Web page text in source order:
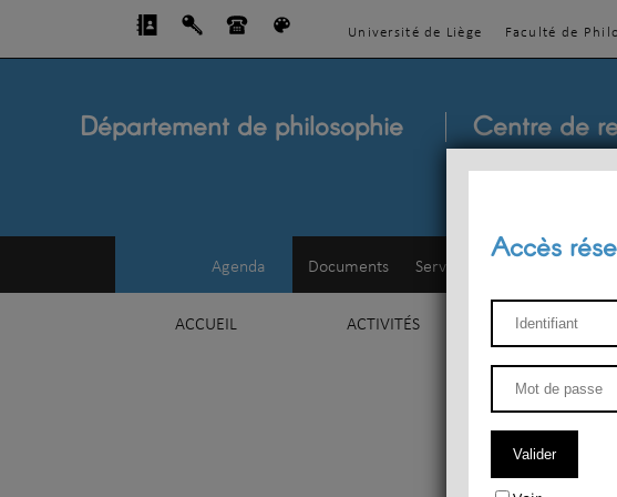
Université de Liège Faculté de
Département de philosophie Centre de
Agenda Documents Service d'esthétique
ACCUEIL ACTIVITÉS ENSEIGNEMENT
Accès